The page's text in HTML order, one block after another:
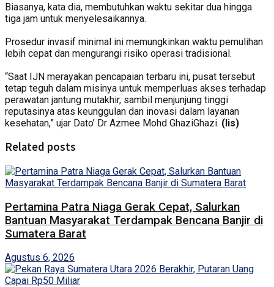
Biasanya, kata dia, membutuhkan waktu sekitar dua hingga
tiga jam untuk menyelesaikannya.
Prosedur invasif minimal ini memungkinkan waktu pemulihan
lebih cepat dan mengurangi risiko operasi tradisional.
“Saat IJN merayakan pencapaian terbaru ini, pusat tersebut
tetap teguh dalam misinya untuk memperluas akses terhadap
perawatan jantung mutakhir, sambil menjunjung tinggi
reputasinya atas keunggulan dan inovasi dalam layanan
kesehatan,” ujar Dato’ Dr Azmee Mohd GhaziGhazi. (lis)
Related posts
Pertamina Patra Niaga Gerak Cepat, Salurkan
Bantuan Masyarakat Terdampak Bencana Banjir di
Sumatera Barat
Agustus 6, 2026